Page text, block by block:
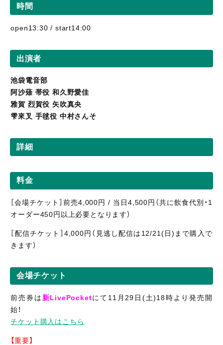
時間
open13:30 / start14:00
出演者
池袋電音部
阿沙薙 帯役 和久野愛佳
雅賀 烈賀役 矢吹真央
雫來叉 手毬役 中村さんそ
詳細
料金
［会場チケット］前売4,000円 / 当日4,500円（共に飲食代別・1
オーダー450円以上必要となります）
［配信チケット］4,000円（見逃し配信は12/21(日)まで購入で
きます）
会場チケット
前売券は 新LivePocketにて11月29日(土)18時より発売開
始！
チケット購入はこちら
【重要】